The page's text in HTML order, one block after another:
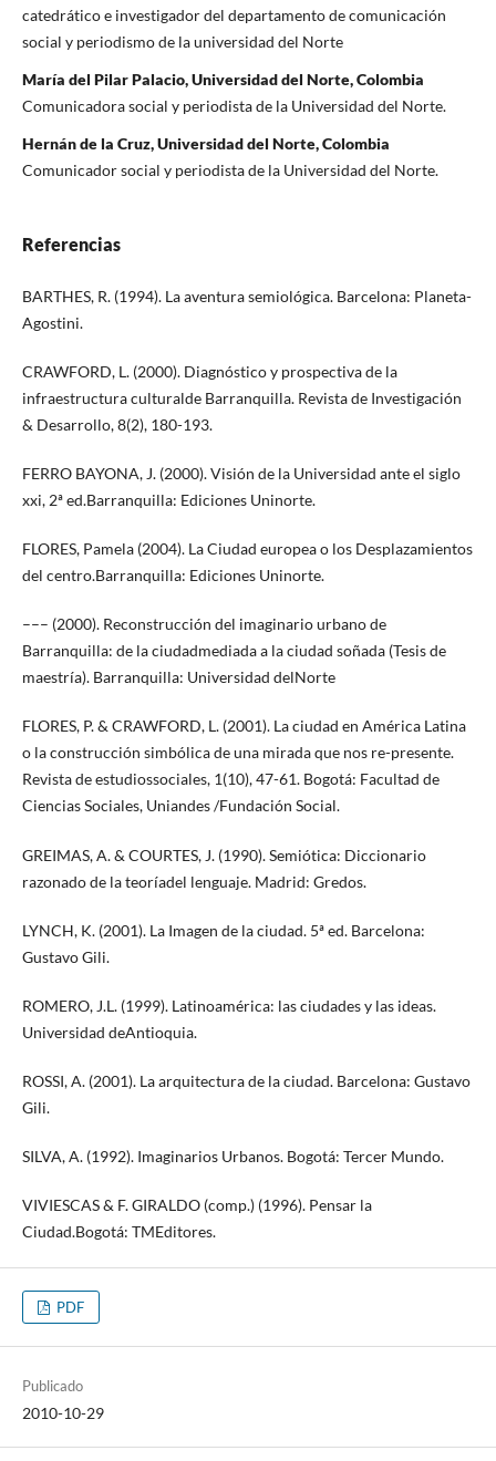
catedrático e investigador del departamento de comunicación
social y periodismo de la universidad del Norte
María del Pilar Palacio, Universidad del Norte, Colombia
Comunicadora social y periodista de la Universidad del Norte.
Hernán de la Cruz, Universidad del Norte, Colombia
Comunicador social y periodista de la Universidad del Norte.
Referencias
BARTHES, R. (1994). La aventura semiológica. Barcelona: Planeta-
Agostini.
CRAWFORD, L. (2000). Diagnóstico y prospectiva de la
infraestructura culturalde Barranquilla. Revista de Investigación
& Desarrollo, 8(2), 180-193.
FERRO BAYONA, J. (2000). Visión de la Universidad ante el siglo
xxi, 2ª ed.Barranquilla: Ediciones Uninorte.
FLORES, Pamela (2004). La Ciudad europea o los Desplazamientos
del centro.Barranquilla: Ediciones Uninorte.
––– (2000). Reconstrucción del imaginario urbano de
Barranquilla: de la ciudadmediada a la ciudad soñada (Tesis de
maestría). Barranquilla: Universidad delNorte
FLORES, P. & CRAWFORD, L. (2001). La ciudad en América Latina
o la construcción simbólica de una mirada que nos re-presente.
Revista de estudiossociales, 1(10), 47-61. Bogotá: Facultad de
Ciencias Sociales, Uniandes /Fundación Social.
GREIMAS, A. & COURTES, J. (1990). Semiótica: Diccionario
razonado de la teoríadel lenguaje. Madrid: Gredos.
LYNCH, K. (2001). La Imagen de la ciudad. 5ª ed. Barcelona:
Gustavo Gili.
ROMERO, J.L. (1999). Latinoamérica: las ciudades y las ideas.
Universidad deAntioquia.
ROSSI, A. (2001). La arquitectura de la ciudad. Barcelona: Gustavo
Gili.
SILVA, A. (1992). Imaginarios Urbanos. Bogotá: Tercer Mundo.
VIVIESCAS & F. GIRALDO (comp.) (1996). Pensar la
Ciudad.Bogotá: TMEditores.
PDF
Publicado
2010-10-29